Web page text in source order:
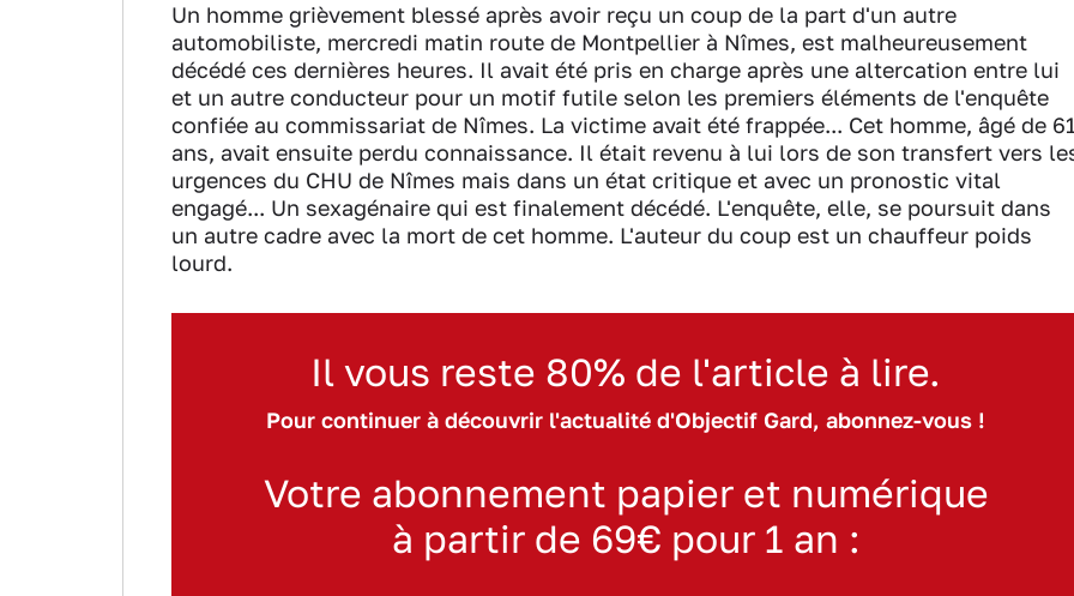
Un homme grièvement blessé après avoir reçu un coup de la part d'un autre
automobiliste, mercredi matin route de Montpellier à Nîmes, est malheureusement
décédé ces dernières heures. Il avait été pris en charge après une altercation entre lui
et un autre conducteur pour un motif futile selon les premiers éléments de l'enquête
confiée au commissariat de Nîmes. La victime avait été frappée... Cet homme, âgé de
ans, avait ensuite perdu connaissance. Il était revenu à lui lors de son transfert vers
urgences du CHU de Nîmes mais dans un état critique et avec un pronostic vital
engagé... Un sexagénaire qui est finalement décédé. L'enquête, elle, se poursuit dans
un autre cadre avec la mort de cet homme. L'auteur du coup est un chauffeur poids
lourd.
Il vous reste 80% de l'article à lire.
Pour continuer à découvrir l'actualité d'Objectif Gard, abonnez-vous !
Votre abonnement papier et numérique
à partir de 69€ pour 1 an :